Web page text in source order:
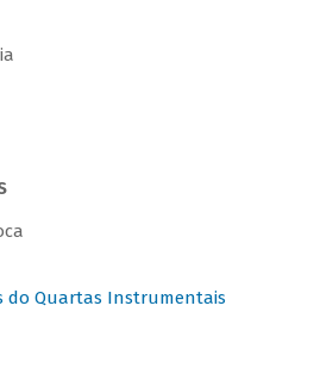
do Quartas Instrumentais